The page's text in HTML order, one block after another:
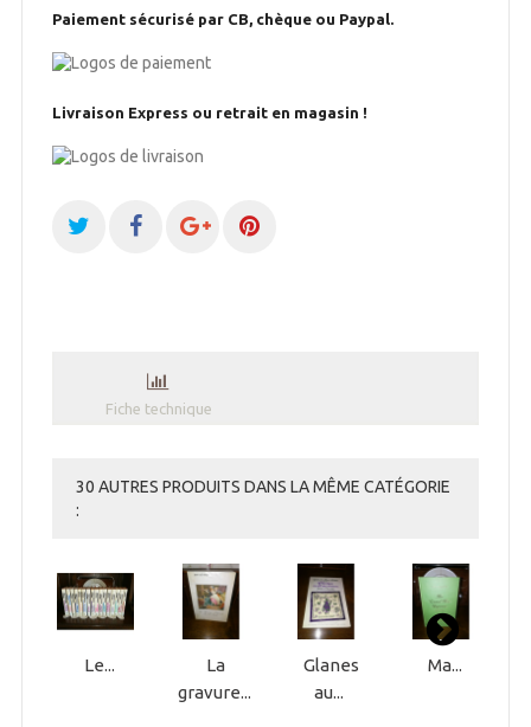
Paiement sécurisé par CB, chèque ou Paypal.
Livraison Express ou retrait en magasin !
Fiche technique
30 AUTRES PRODUITS DANS LA MÊME CATÉGORIE
:
Le...
La
gravure...
Glanes
au...
Ma...